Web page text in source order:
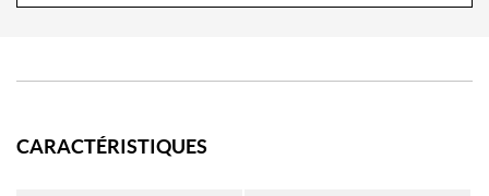
CARACTÉRISTIQUES